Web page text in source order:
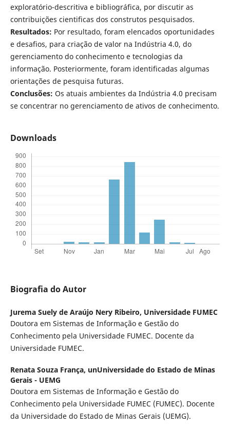
exploratório-descritiva e bibliográfica, por discutir as
contribuições cientificas dos construtos pesquisados.
Resultados: Por resultado, foram elencados oportunidades
e desafios, para criação de valor na Indústria 4.0, do
gerenciamento do conhecimento e tecnologias da
informação. Posteriormente, foram identificadas algumas
orientações de pesquisa futuras.
Conclusões: Os atuais ambientes da Indústria 4.0 precisam
se concentrar no gerenciamento de ativos de conhecimento.
Downloads
Biografia do Autor
Jurema Suely de Araújo Nery Ribeiro, Universidade FUMEC
Doutora em Sistemas de Informação e Gestão do
Conhecimento pela Universidade FUMEC. Docente da
Universidade FUMEC.
Renata Souza França, unUniversidade do Estado de Minas
Gerais - UEMG
Doutora em Sistemas de Informação e Gestão do
Conhecimento pela Universidade FUMEC (FUMEC). Docente
da Universidade do Estado de Minas Gerais (UEMG).